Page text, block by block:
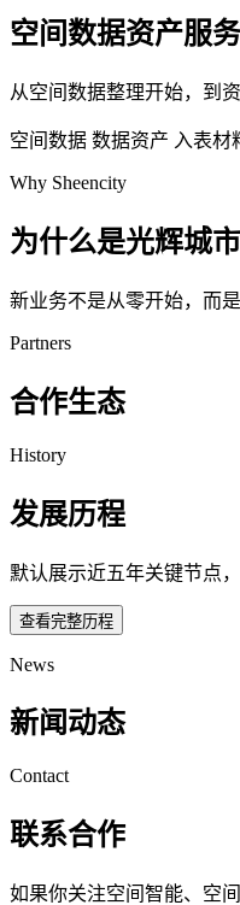
空间数据资产服
从空间数据整理开始，到
空间数据 数据资产 入表材
Why Sheencity
为什么是光辉城市
新业务不是从零开始，而
Partners
合作生态
History
发展历程
默认展示近五年关键节点
查看完整历程
News
新闻动态
Contact
联系合作
如果你关注空间智能、空